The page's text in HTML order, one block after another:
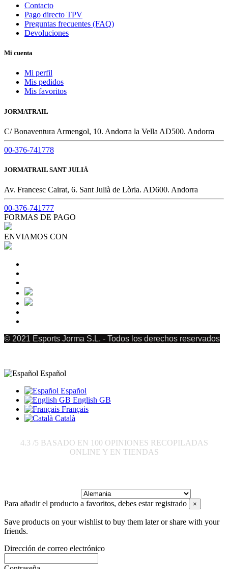
Contacto
Pago directo TPV
Preguntas frecuentes (FAQ)
Devoluciones
Mi cuenta
Mi perfil
Mis pedidos
Mis favoritos
JORMATRAIL
C/ Bonaventura Armengol, 10. Andorra la Vella AD500. Andorra
00-376-741778
JORMATRAIL SANT JULIÀ
Av. Francesc Cairat, 6. Sant Julià de Lòria. AD600. Andorra
00-376-741777
FORMAS DE PAGO
ENVIAMOS CON
© 2021 Esports Jorma S.L. - Todos los derechos reservados
Español
Español
English GB
Français
Català
4.3 /5 BASADO EN 100 OPINIONES RECOPILADAS
ONLINE Y EN TIENDAS
Para añadir el producto a favoritos, debes estar registrado ×
Save products on your wishlist to buy them later or share with your
friends.
Dirección de correo electrónico